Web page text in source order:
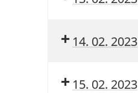
14. 02. 2023
15. 02. 2023